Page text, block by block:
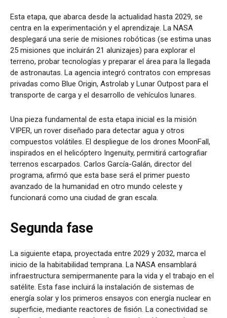
Esta etapa, que abarca desde la actualidad hasta 2029, se
centra en la experimentación y el aprendizaje. La NASA
desplegará una serie de misiones robóticas (se estima unas
25 misiones que incluirán 21 alunizajes) para explorar el
terreno, probar tecnologías y preparar el área para la llegada
de astronautas. La agencia integró contratos con empresas
privadas como Blue Origin, Astrolab y Lunar Outpost para el
transporte de carga y el desarrollo de vehículos lunares.
Una pieza fundamental de esta etapa inicial es la misión
VIPER, un rover diseñado para detectar agua y otros
compuestos volátiles. El despliegue de los drones MoonFall,
inspirados en el helicóptero Ingenuity, permitirá cartografiar
terrenos escarpados. Carlos García-Galán, director del
programa, afirmó que esta base será el primer puesto
avanzado de la humanidad en otro mundo celeste y
funcionará como una ciudad de gran escala.
Segunda fase
La siguiente etapa, proyectada entre 2029 y 2032, marca el
inicio de la habitabilidad temprana. La NASA ensamblará
infraestructura semipermanente para la vida y el trabajo en el
satélite. Esta fase incluirá la instalación de sistemas de
energía solar y los primeros ensayos con energía nuclear en
superficie, mediante reactores de fisión. La conectividad se